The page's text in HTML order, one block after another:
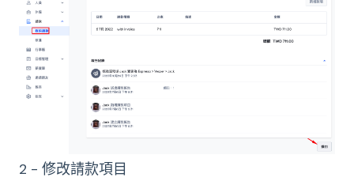
2 - 修改請款項目